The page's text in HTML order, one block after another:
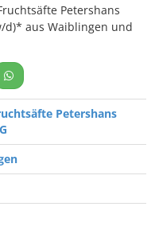
Petershans
d)* aus Waiblingen und
Petershans